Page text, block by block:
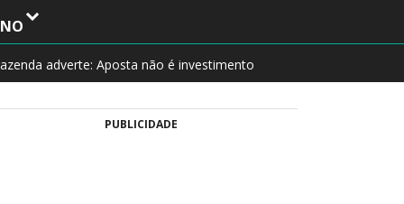
adverte: Aposta não é investimento
PUBLICIDADE